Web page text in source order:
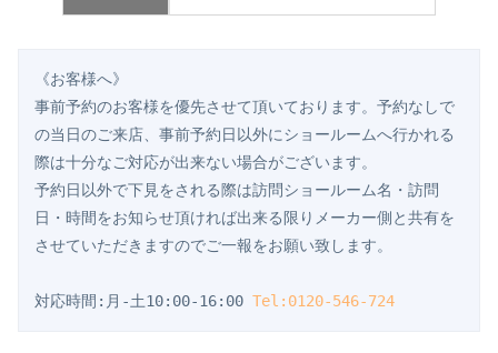
《お客様へ》
事前予約のお客様を優先させて頂いております。予約なしで
の当日のご来店、事前予約日以外にショールームへ行かれる
際は十分なご対応が出来ない場合がございます。
予約日以外で下見をされる際は訪問ショールーム名・訪問
日・時間をお知らせ頂ければ出来る限りメーカー側と共有を
させていただきますのでご一報をお願い致します。
対応時間:月-土10:00-16:00 Tel:0120-546-724